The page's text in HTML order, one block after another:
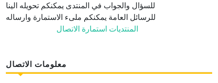
للسؤال والجواب في المنتدى يمكنكم تحويله الينا
للرسائل العامة يمكنكم ملىء الاستمارة وارساله
المنتديات استمارة الاتصال
معلومات الاتصال